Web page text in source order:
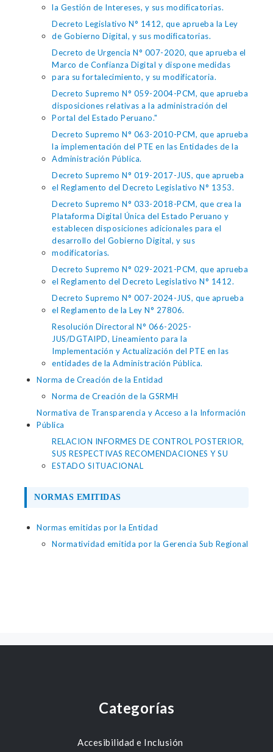
la Gestión de Intereses, y sus modificatorias.
Decreto Legislativo N° 1412, que aprueba la Ley
de Gobierno Digital, y sus modificatorias.
Decreto de Urgencia N° 007-2020, que aprueba el
Marco de Confianza Digital y dispone medidas
para su fortalecimiento, y su modificatoria.
Decreto Supremo N° 059-2004-PCM, que aprueba
disposiciones relativas a la administración del
Portal del Estado Peruano."
Decreto Supremo N° 063-2010-PCM, que aprueba
la implementación del PTE en las Entidades de la
Administración Pública.
Decreto Supremo N° 019-2017-JUS, que aprueba
el Reglamento del Decreto Legislativo N° 1353.
Decreto Supremo N° 033-2018-PCM, que crea la
Plataforma Digital Única del Estado Peruano y
establecen disposiciones adicionales para el
desarrollo del Gobierno Digital, y sus
modificatorias.
Decreto Supremo N° 029-2021-PCM, que aprueba
el Reglamento del Decreto Legislativo N° 1412.
Decreto Supremo N° 007-2024-JUS, que aprueba
el Reglamento de la Ley N° 27806.
Resolución Directoral N° 066-2025-
JUS/DGTAIPD, Lineamiento para la
Implementación y Actualización del PTE en las
entidades de la Administración Pública.
Norma de Creación de la Entidad
Norma de Creación de la GSRMH
Normativa de Transparencia y Acceso a la Información
Pública
RELACION INFORMES DE CONTROL POSTERIOR,
SUS RESPECTIVAS RECOMENDACIONES Y SU
ESTADO SITUACIONAL
NORMAS EMITIDAS
Normas emitidas por la Entidad
Normatividad emitida por la Gerencia Sub Regional
Categorías
Accesibilidad e Inclusión